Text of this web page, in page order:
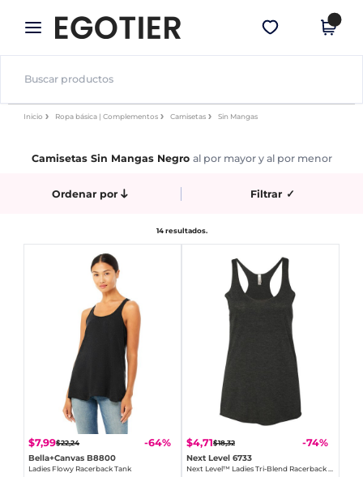
× App de Egotier
¡Mejores precios en app!
Descargar app
Inicio Ropa básica | Complementos Camisetas Sin Mangas
Camisetas Sin Mangas Negro al por mayor y al por menor
Ordenar por Filtrar ✓
14 resultados.
$7,99$22,24 -64%
Bella+Canvas B8800
Ladies Flowy Racerback Tank
$4,71$18,32 -74%
Next Level 6733